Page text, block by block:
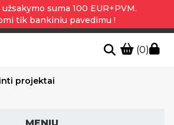
suma 100 EUR+PVM.
tik bankiniu pavedimu !
(0)
projektai